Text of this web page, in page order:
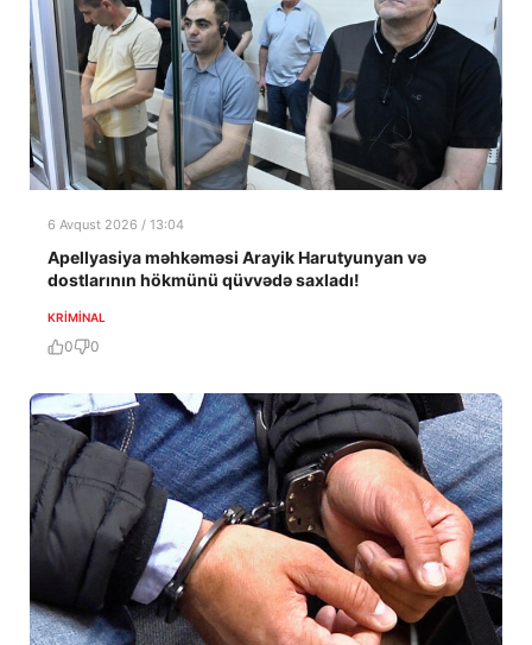
6 Avqust 2026 / 13:04
Apellyasiya məhkəməsi Arayik Harutyunyan və
dostlarının hökmünü qüvvədə saxladı!
KRIMINAL
0 0